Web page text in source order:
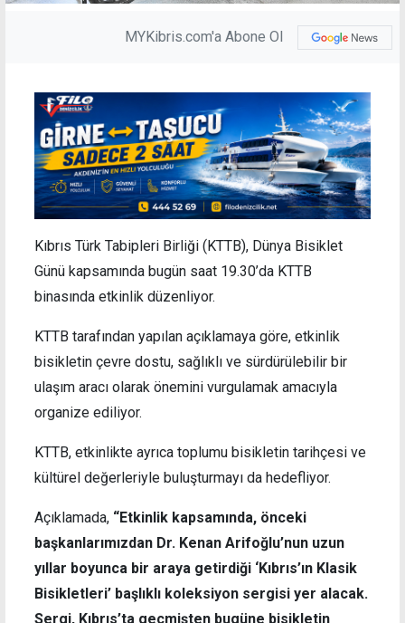
MYKibris.com'a Abone Ol
Kıbrıs Türk Tabipleri Birliği (KTTB), Dünya Bisiklet
Günü kapsamında bugün saat 19.30’da KTTB
binasında etkinlik düzenliyor.
KTTB tarafından yapılan açıklamaya göre, etkinlik
bisikletin çevre dostu, sağlıklı ve sürdürülebilir bir
ulaşım aracı olarak önemini vurgulamak amacıyla
organize ediliyor.
KTTB, etkinlikte ayrıca toplumu bisikletin tarihçesi ve
kültürel değerleriyle buluşturmayı da hedefliyor.
Açıklamada, “Etkinlik kapsamında, önceki
başkanlarımızdan Dr. Kenan Arifoğlu’nun uzun
yıllar boyunca bir araya getirdiği ‘Kıbrıs’ın Klasik
Bisikletleri’ başlıklı koleksiyon sergisi yer alacak.
Sergi, Kıbrıs’ta geçmişten bugüne bisikletin